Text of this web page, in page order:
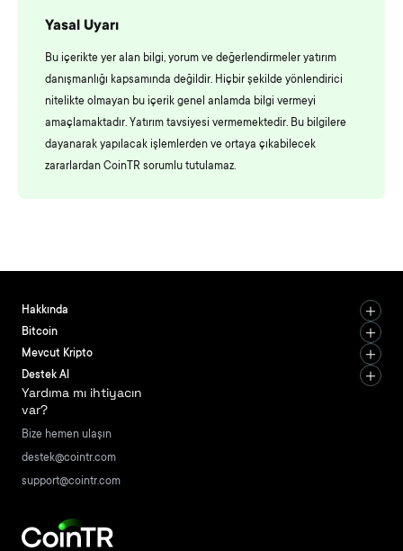
Yasal Uyarı
Bu içerikte yer alan bilgi, yorum ve değerlendirmeler yatırım
danışmanlığı kapsamında değildir. Hiçbir şekilde yönlendirici
nitelikte olmayan bu içerik genel anlamda bilgi vermeyi
amaçlamaktadır. Yatırım tavsiyesi vermemektedir. Bu bilgilere
dayanarak yapılacak işlemlerden ve ortaya çıkabilecek
zararlardan CoinTR sorumlu tutulamaz.
Hakkında
Bitcoin
Mevcut Kripto
Destek Al
Yardıma mı ihtiyacın
var?
Bize hemen ulaşın
destek@cointr.com
support@cointr.com